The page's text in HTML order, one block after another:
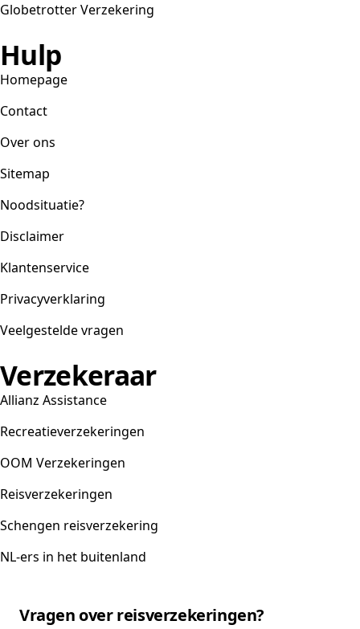
Globetrotter Verzekering
Hulp
Homepage
Contact
Over ons
Sitemap
Noodsituatie?
Disclaimer
Klantenservice
Privacyverklaring
Veelgestelde vragen
Verzekeraar
Allianz Assistance
Recreatieverzekeringen
OOM Verzekeringen
Reisverzekeringen
Schengen reisverzekering
NL-ers in het buitenland
Vragen over reisverzekeringen?